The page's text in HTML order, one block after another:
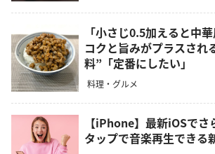
「小さじ0.5加えると中
コクと旨みがプラスされ
料”「定番にしたい」
料理・グルメ
【iPhone】最新iOSで
タップで音楽再生できる